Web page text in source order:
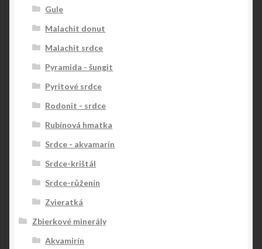
Gule
Malachit donut
Malachit srdce
Pyramida - šungit
Pyritové srdce
Rodonit - srdce
Rubínová hmatka
Srdce - akvamarín
Srdce-krištál
Srdce-růženín
Zvieratká
Zbierkové minerály
Akvamirín